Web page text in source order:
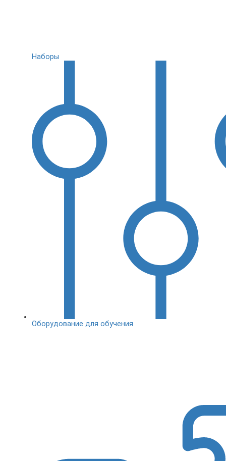
Наборы
Оборудование для обучения